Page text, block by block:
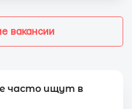
вакансии
часто ищут в